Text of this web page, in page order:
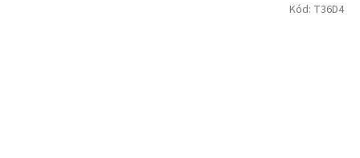
Kód: T36D4